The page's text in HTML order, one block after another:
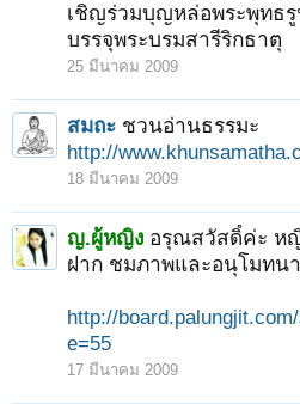
เชิญร่วมบุญหล่อพระพุทธ
บรรจุพระบรมสารีริกธาตุ
25 มีนาคม 2009
สมถะ ชวนอ่านธรรมะ
http://
18 มีนาคม 2009
ญ.ผู้หญิง อรุณสวัสดิ์ค่ะ ห
ฝาก ชมภาพและอนุโมทน
http://
e=55
17 มีนาคม 2009